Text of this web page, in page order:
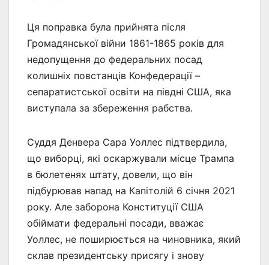
Ця поправка була прийнята після
Громадянської війни 1861-1865 років для
недопущення до федеральних посад
колишніх повстанців Конфедерації –
сепаратистської освіти на півдні США, яка
виступала за збереження рабства.
Суддя Денвера Сара Уоллес підтвердила,
що виборці, які оскаржували місце Трампа
в бюлетенях штату, довели, що він
підбурював напад на Капітолій 6 січня 2021
року. Але заборона Конституції США
обіймати федеральні посади, вважає
Уоллес, не поширюється на чиновника, який
склав президентську присягу і знову